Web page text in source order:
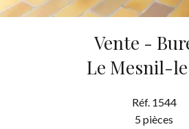
Vente -
Le Mesnil-
Réf. 1544
5 pièces